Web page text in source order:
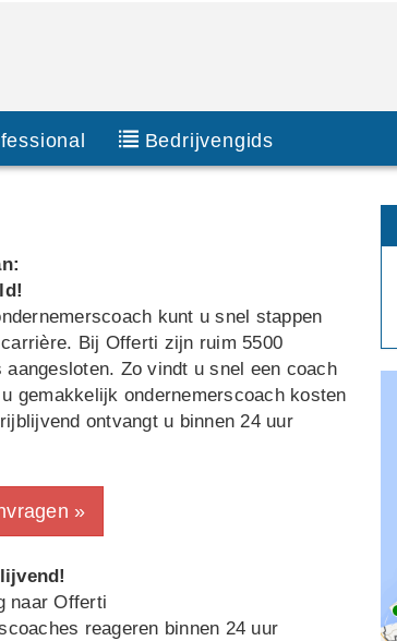
Bedrijvengids
kunt u snel stappen
Bij Offerti zijn ruim 5500
aangesloten. Zo vindt u snel een coach
gemakkelijk ondernemerscoach kosten
ontvangt u binnen 24 uur
»
naar Offerti
reageren binnen 24 uur